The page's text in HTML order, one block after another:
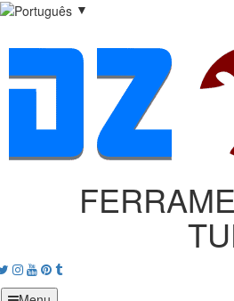
▼
Twitter
Instagram
Youtube
Pinterest
tumblr